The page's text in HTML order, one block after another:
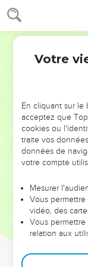
NE
ET SI LEURS
leur foi ou leur
et les saisons
Dans cette
clés pour
Votre
En cliquant sur le
acceptez que
cookies ou
traite vos
données de
votre compte
Mesurer
Vous
vidéo, des
Vous
relation aux